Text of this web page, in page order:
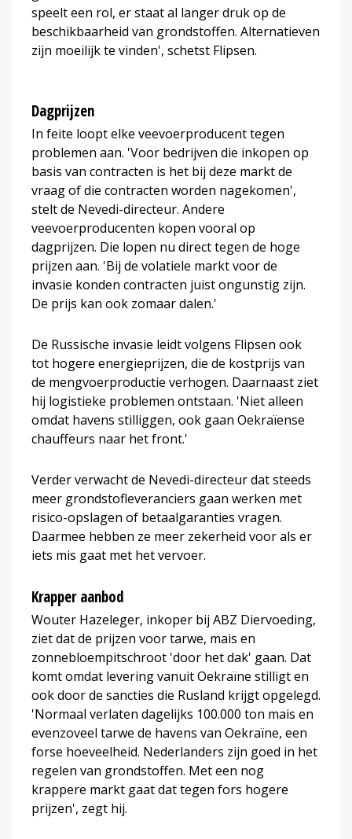
speelt een rol, er staat al langer druk op de
beschikbaarheid van grondstoffen. Alternatieven
zijn moeilijk te vinden', schetst Flipsen.
Dagprijzen
In feite loopt elke veevoerproducent tegen
problemen aan. 'Voor bedrijven die inkopen op
basis van contracten is het bij deze markt de
vraag of die contracten worden nagekomen',
stelt de Nevedi-directeur. Andere
veevoerproducenten kopen vooral op
dagprijzen. Die lopen nu direct tegen de hoge
prijzen aan. 'Bij de volatiele markt voor de
invasie konden contracten juist ongunstig zijn.
De prijs kan ook zomaar dalen.'
De Russische invasie leidt volgens Flipsen ook
tot hogere energieprijzen, die de kostprijs van
de mengvoerproductie verhogen. Daarnaast ziet
hij logistieke problemen ontstaan. 'Niet alleen
omdat havens stilliggen, ook gaan Oekraïense
chauffeurs naar het front.'
Verder verwacht de Nevedi-directeur dat steeds
meer grondstofleveranciers gaan werken met
risico-opslagen of betaalgaranties vragen.
Daarmee hebben ze meer zekerheid voor als er
iets mis gaat met het vervoer.
Krapper aanbod
Wouter Hazeleger, inkoper bij ABZ Diervoeding,
ziet dat de prijzen voor tarwe, mais en
zonnebloempitschroot 'door het dak' gaan. Dat
komt omdat levering vanuit Oekraïne stilligt en
ook door de sancties die Rusland krijgt opgelegd.
'Normaal verlaten dagelijks 100.000 ton mais en
evenzoveel tarwe de havens van Oekraïne, een
forse hoeveelheid. Nederlanders zijn goed in het
regelen van grondstoffen. Met een nog
krappere markt gaat dat tegen fors hogere
prijzen', zegt hij.